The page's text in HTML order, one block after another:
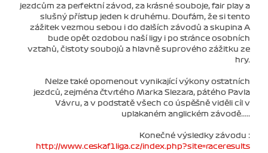
jezdcům za perfektní závod, za krásné souboje, fair play a
slušný přístup jeden k druhému. Doufám, že si tento
zážitek vezmou sebou i do dalších závodů a skupina A
bude opět ozdobou naší ligy i po stránce osobních
vztahů, čistoty soubojů a hlavně suprového zážitku ze
hry.
Nelze také opomenout vynikající výkony ostatních
jezdců, zejména čtvrtého Marka Slezara, pátého Pavla
Vávru, a v podstatě všech co úspěšně viděli cíl v
uplakaném anglickém závodě.....
Konečné výsledky závodu :
http://www.ceskaf1liga.cz/index.php?site=raceresults